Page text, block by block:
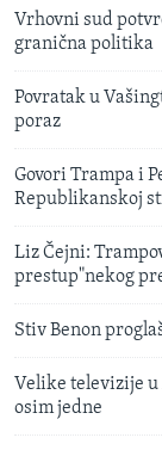
Vrhovni sud
granična politika
Povratak u
poraz
Govori Trampa i
Republikanskoj
Liz Čejni:
prestup"nekog
Stiv Benon
Velike televizije
osim jedne